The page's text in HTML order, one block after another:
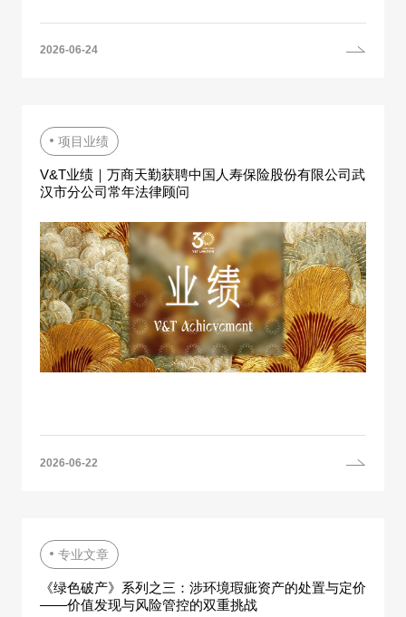
2026-06-24
项目业绩
V&T业绩｜万商天勤获聘中国人寿保险股份有限公司武
汉市分公司常年法律顾问
2026-06-22
专业文章
《绿色破产》系列之三：涉环境瑕疵资产的处置与定价
——价值发现与风险管控的双重挑战